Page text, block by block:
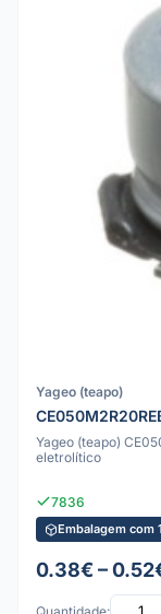
Yageo (teapo)
Yageo (teapo)
eletrolítico
7836
Embalagem com
0.38€ –